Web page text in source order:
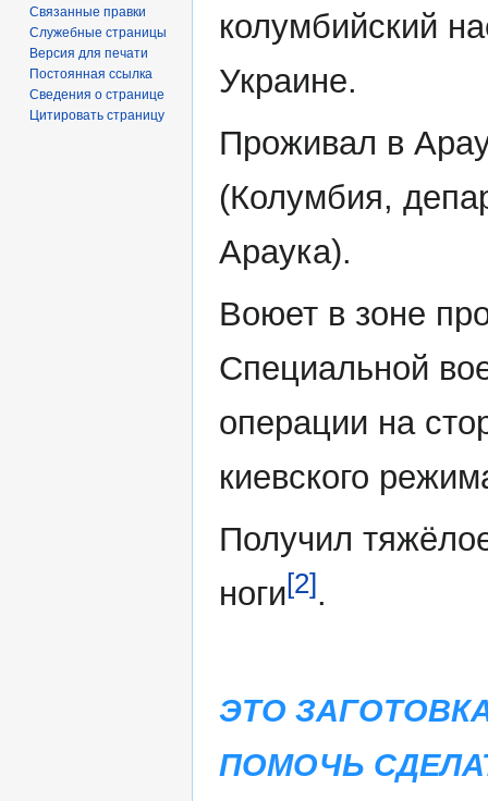
колумбийский
Украине.
Проживал в
(Колумбия,
Араука).
Воюет в зоне
Специальной
операции на
киевского
Получил
ноги[2].
ЭТО
ПОМОЧЬ
Связанные правки
Служебные страницы
Версия для печати
Постоянная ссылка
Сведения о странице
Цитировать страницу